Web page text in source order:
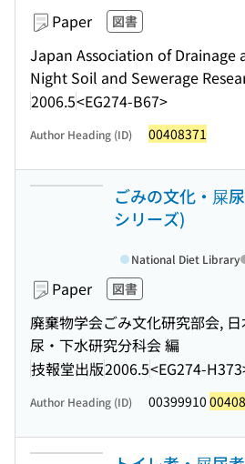
Paper 図書
Japan Association of Drainage
Night Soil and Sewerage
2006.5<EG274-B67>
Author Heading (ID) 00408371
ごみの文化・屎
シリーズ)
Paper 図書
廃棄物学会ごみ文化研究部会,
尿・下水研究分科会 編
技報堂出版2006.5<EG274-
National Diet Library
Author Heading (ID) 00399910